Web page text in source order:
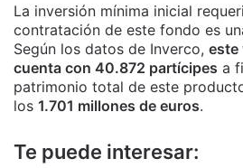
La inversión mínima inicial
contratación de este fondo es
Según los datos de Inverco, este
cuenta con 40.872 partícipes a
patrimonio total de este
los 1.701 millones de euros.
Te puede interesar: